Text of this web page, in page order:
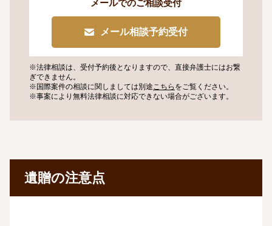
メールでのご相談受付
メール相談予約受付
※法律相談は、受付予約後となりますので、 直接弁護士にはお繋
ぎできません。
※国際案件の相談に関しましては別途こちら をご覧ください。
※事案により無料法律相談に対応できない場合がございます。
遺贈の注意点